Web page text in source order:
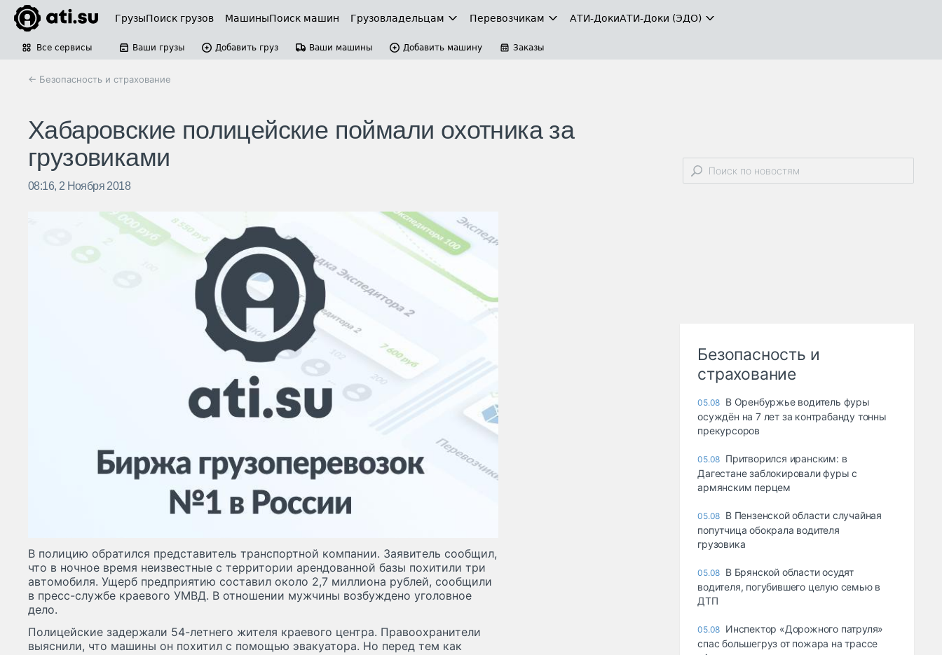
ГрузыПоиск грузов МашиныПоиск машин Грузовладельцам Перевозчикам АТИ-ДокиАТИ-Доки (ЭДО)
Все сервисы Ваши грузы Добавить груз Ваши машины Добавить машину Заказы
← Безопасность и страхование
Хабаровские полицейские поймали охотника за
грузовиками
08:16, 2 Ноября 2018
В полицию обратился представитель транспортной компании. Заявитель сообщил,
что в ночное время неизвестные с территории арендованной базы похитили три
автомобиля. Ущерб предприятию составил около 2,7 миллиона рублей, сообщили
в пресс-службе краевого УМВД. В отношении мужчины возбуждено уголовное
дело.
Полицейские задержали 54-летнего жителя краевого центра. Правоохранители
выяснили, что машины он похитил с помощью эвакуатора. Но перед тем как
Безопасность и
страхование
05.08 В Оренбуржье водитель фуры
осуждён на 7 лет за контрабанду тонны
прекурсоров
05.08 Притворился иранским: в
Дагестане заблокировали фуры с
армянским перцем
05.08 В Пензенской области случайная
попутчица обокрала водителя
грузовика
05.08 В Брянской области осудят
водителя, погубившего целую семью в
ДТП
05.08 Инспектор «Дорожного патруля»
спас большегруз от пожара на трассе